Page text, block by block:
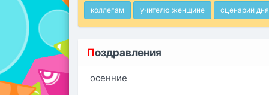
коллегам учителю женщине сценарий
Поздравления
осенние